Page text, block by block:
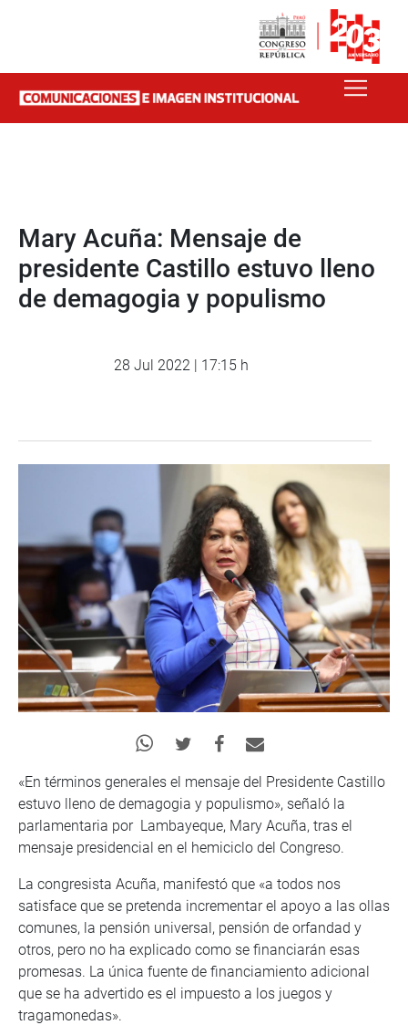
Mary Acuña: Mensaje de
presidente Castillo estuvo lleno
de demagogia y populismo
28 Jul 2022 | 17:15 h
«En términos generales el mensaje del Presidente Castillo
estuvo lleno de demagogia y populismo», señaló la
parlamentaria por Lambayeque, Mary Acuña, tras el
mensaje presidencial en el hemiciclo del Congreso.
La congresista Acuña, manifestó que «a todos nos
satisface que se pretenda incrementar el apoyo a las ollas
comunes, la pensión universal, pensión de orfandad y
otros, pero no ha explicado como se financiarán esas
promesas. La única fuente de financiamiento adicional
que se ha advertido es el impuesto a los juegos y
tragamonedas».